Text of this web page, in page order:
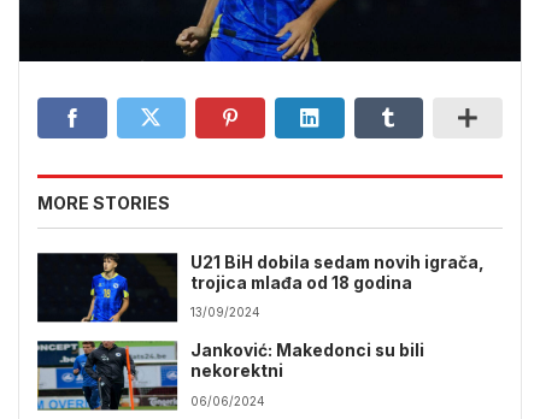
MORE STORIES
U21 BiH dobila sedam novih igrača,
trojica mlađa od 18 godina
13/09/2024
Janković: Makedonci su bili
nekorektni
06/06/2024